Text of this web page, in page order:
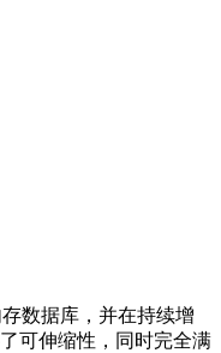
数据库，并在持续增
可伸缩性，同时完全满